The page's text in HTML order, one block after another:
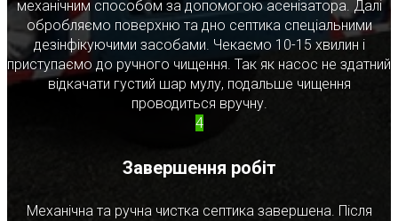
механічним способом за допомогою асенізатора. Далі
обробляємо поверхню та дно септика спеціальними
дезінфікуючими засобами. Чекаємо 10-15 хвилин і
приступаємо до ручного чищення. Так як насос не здатний
відкачати густий шар мулу, подальше чищення
проводиться вручну.
4
Завершення робіт
Механічна та ручна чистка септика завершена. Після